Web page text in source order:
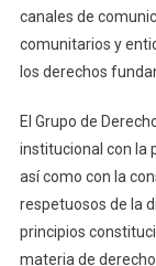
canales de
comunitarios y
los derechos
El Grupo de
institucional con la
así como con la
respetuosos de la
principios
materia de